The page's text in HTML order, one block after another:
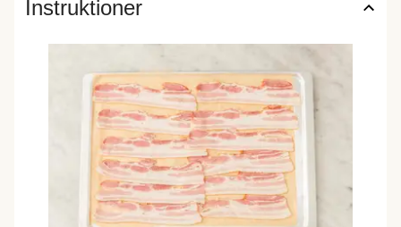
Instruktioner